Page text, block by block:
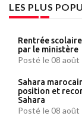
LES PLUS
Rentrée
par le ministère
Posté le 08
Sahara
position et
Sahara
Posté le 08